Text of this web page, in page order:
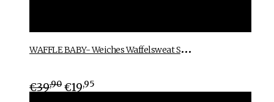
W
AFFLE BABY- Weiches Waffelsweat Shirt mit kleiner smile Stickerei in caramel
€39,90 €19,95